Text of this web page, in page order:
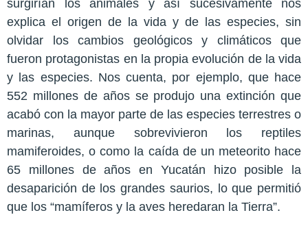
surgirían los animales y así sucesivamente nos
explica el origen de la vida y de las especies, sin
olvidar los cambios geológicos y climáticos que
fueron protagonistas en la propia evolución de la vida
y las especies. Nos cuenta, por ejemplo, que hace
552 millones de años se produjo una extinción que
acabó con la mayor parte de las especies terrestres o
marinas, aunque sobrevivieron los reptiles
mamiferoides, o como la caída de un meteorito hace
65 millones de años en Yucatán hizo posible la
desaparición de los grandes saurios, lo que permitió
que los “mamíferos y la aves heredaran la Tierra”.